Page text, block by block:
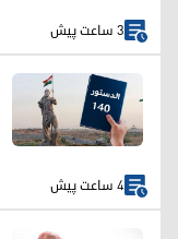
3 ساعت پیش
4 ساعت پیش